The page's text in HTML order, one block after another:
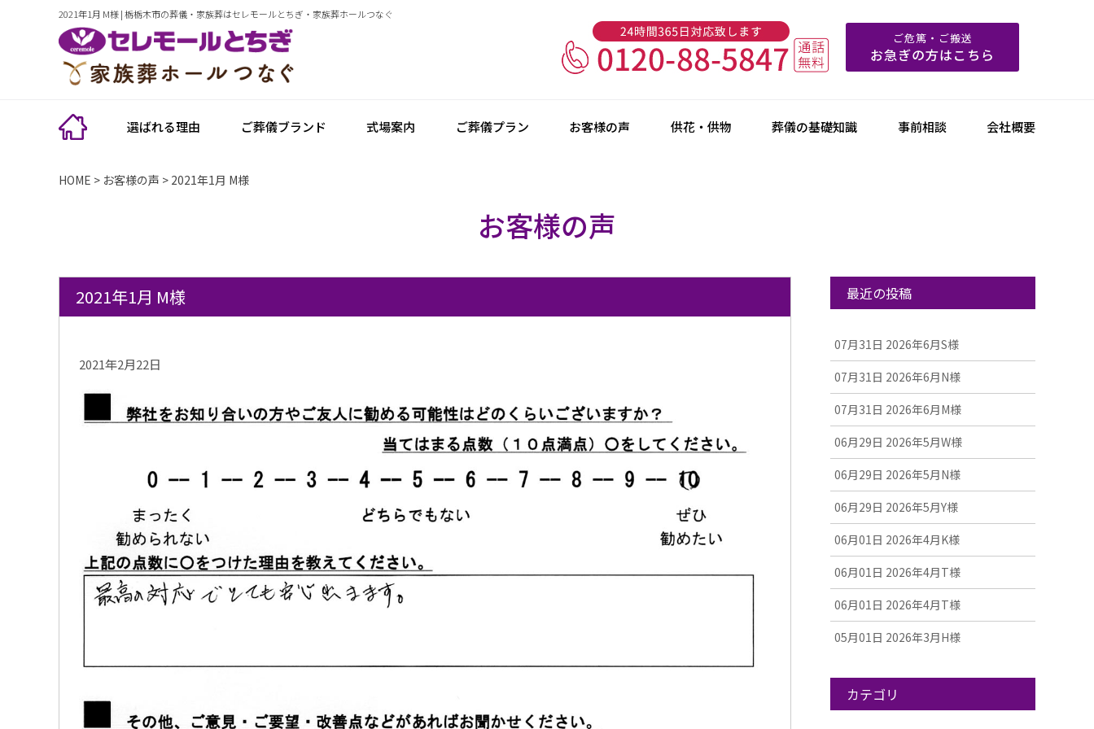
2021年1月 M様 | 栃栃木市の葬儀・家族葬はセレモールとちぎ・家族葬ホールつなぐ
ご危篤・ご搬送
お急ぎの方はこちら
選ばれる理由 ご葬儀ブランド 式場案内 ご葬儀プラン お客様の声 供花・供物 葬儀の基礎知識 事前相談 会社概要
HOME > お客様の声 > 2021年1月 M様
お客様の声
2021年1月 M様
2021年2月22日
最近の投稿
07月31日 2026年6月S様
07月31日 2026年6月N様
07月31日 2026年6月M様
06月29日 2026年5月W様
06月29日 2026年5月N様
06月29日 2026年5月Y様
06月01日 2026年4月K様
06月01日 2026年4月T様
06月01日 2026年4月T様
05月01日 2026年3月H様
カテゴリ